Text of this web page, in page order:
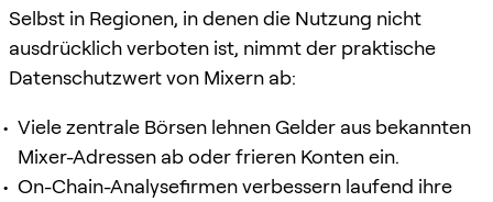
Selbst in Regionen, in denen die Nutzung nicht
ausdrücklich verboten ist, nimmt der praktische
Datenschutzwert von Mixern ab:
Viele zentrale Börsen lehnen Gelder aus bekannten
Mixer-Adressen ab oder frieren Konten ein.
On-Chain-Analysefirmen verbessern laufend ihre